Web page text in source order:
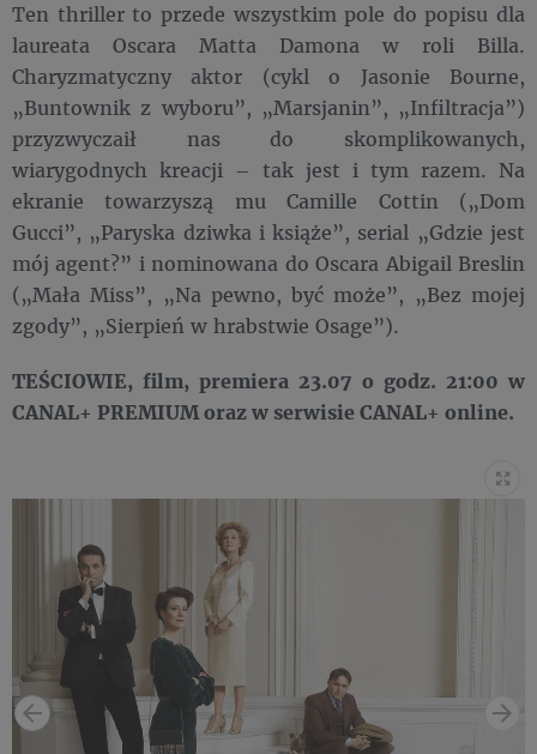
Ten thriller to przede wszystkim pole do popisu dla
laureata Oscara Matta Damona w roli Billa.
Charyzmatyczny aktor (cykl o Jasonie Bourne,
„Buntownik z wyboru”, „Marsjanin”, „Infiltracja”)
przyzwyczaił nas do skomplikowanych,
wiarygodnych kreacji – tak jest i tym razem. Na
ekranie towarzyszą mu Camille Cottin („Dom
Gucci”, „Paryska dziwka i książe”, serial „Gdzie jest
mój agent?” i nominowana do Oscara Abigail Breslin
(„Mała Miss”, „Na pewno, być może”, „Bez mojej
zgody”, „Sierpień w hrabstwie Osage”).
TEŚCIOWIE, film, premiera 23.07 o godz. 21:00 w
CANAL+ PREMIUM oraz w serwisie CANAL+ online.